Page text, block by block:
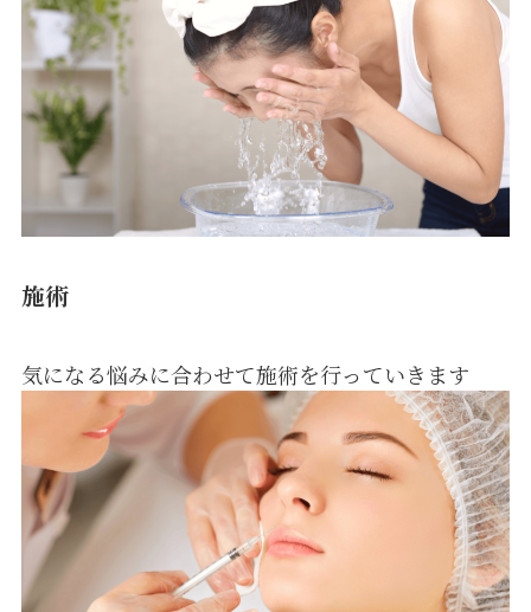
施術
気になる悩みに合わせて施術を行っていきます